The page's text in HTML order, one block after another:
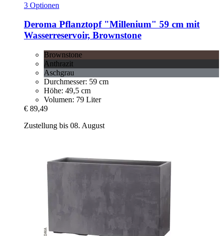
3 Optionen
Deroma Pflanztopf "Millenium" 59 cm mit
Wasserreservoir, Brownstone
Brownstone
Anthrazit
Aschgrau
Durchmesser: 59 cm
Höhe: 49,5 cm
Volumen: 79 Liter
€ 89,49
Zustellung bis 08. August